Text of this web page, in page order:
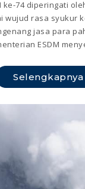
ke-74 diperingati
wujud rasa syukur
jasa para
ESDM
Selengkapnya